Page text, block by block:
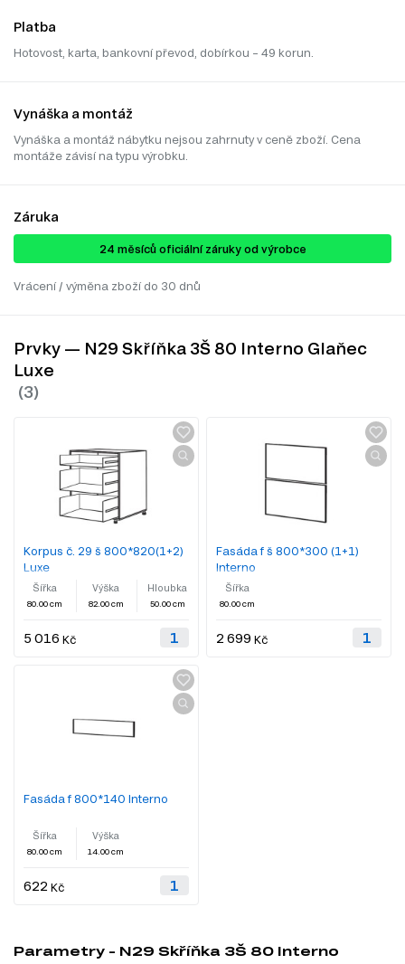
Platba
Hotovost, karta, bankovní převod, dobírkou – 49 korun.
Vynáška a montáž
Vynáška a montáž nábytku nejsou zahrnuty v ceně zboží. Cena
montáže závisí na typu výrobku.
Záruka
24 ​​​​měsíců oficiální záruky od výrobce
Vrácení / výměna zboží do 30 dnů
Prvky — N29 Skříňka 3Š 80 Interno Glaňec
Luxe
Korpus č. 29 š 800*820(1+2)
Luxe
Šířka
80.00 cm
Výška
82.00 cm
Hloubka
50.00 cm
5 016 Kč
Fasáda f š 800*300 (1+1)
Interno
Šířka
80.00 cm
2 699 Kč
Fasáda f 800*140 Interno
Šířka
80.00 cm
Výška
14.00 cm
622 Kč
Parametry - N29 Skříňka 3Š 80 Interno